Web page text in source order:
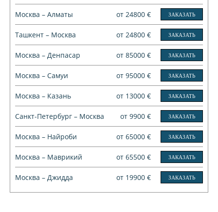
Москва – Алматы от 24800 € ЗАКАЗАТЬ
Ташкент – Москва от 24800 € ЗАКАЗАТЬ
Москва – Денпасар от 85000 € ЗАКАЗАТЬ
Москва – Самуи от 95000 € ЗАКАЗАТЬ
Москва – Казань от 13000 € ЗАКАЗАТЬ
Санкт-Петербург – Москва от 9900 € ЗАКАЗАТЬ
Москва – Найроби от 65000 € ЗАКАЗАТЬ
Москва – Маврикий от 65500 € ЗАКАЗАТЬ
Москва – Джидда от 19900 € ЗАКАЗАТЬ